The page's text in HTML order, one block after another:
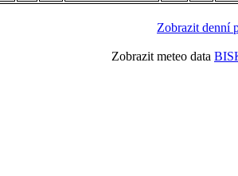
Zobrazit denní
Zobrazit meteo data